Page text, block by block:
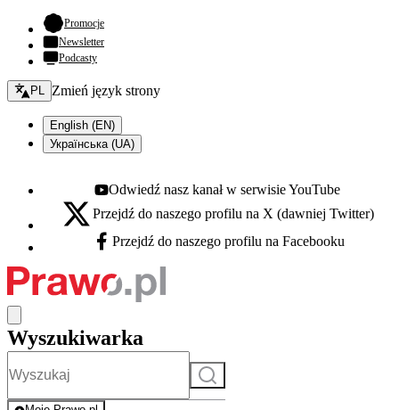
Promocje- otwiera się w nowej karcie
Newsletter
Podcasty
Zmień język - bieżący:
PL Zmień język strony
English (EN)
Українська (UA)
Youtube - otwiera się w nowej karcie
Odwiedź nasz kanał w serwisie YouTube
X - otwiera się w nowej karcie
Przejdź do naszego profilu na X (dawniej Twitter)
Facebook - otwiera się w nowej karcie
Przejdź do naszego profilu na Facebooku
Wyszukiwarka
Szukaj